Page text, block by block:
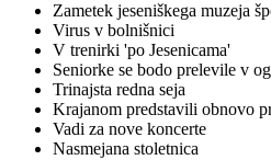
Zametek jeseniškega muzeja
Virus v bolnišnici
V trenirki 'po Jesenicama'
Seniorke se bodo prelevile v
Trinajsta redna seja
Krajanom predstavili obnovo
Vadi za nove koncerte
Nasmejana stoletnica